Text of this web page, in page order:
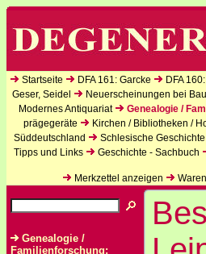
Startseite DFA 161: Garcke DFA
Geser, Seidel
Neuerscheinungen bei
Modernes Antiquariat
Genealogie /
prägegeräte
Kirchen / Bibliotheken /
Süddeutschland
Schlesische Geschichte
Tipps und Links
Geschichte - Sachbuch
Merkzettel anzeigen
Genealogie /
Familienforschung: